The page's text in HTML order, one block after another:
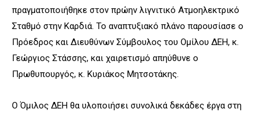
πραγματοποιήθηκε στον πρώην λιγνιτικό Ατμοηλεκτρικό
Σταθμό στην Καρδιά. Το αναπτυξιακό πλάνο παρουσίασε ο
Πρόεδρος και Διευθύνων Σύμβουλος του Ομίλου ΔΕΗ, κ.
Γεώργιος Στάσσης, και χαιρετισμό απηύθυνε ο
Πρωθυπουργός, κ. Κυριάκος Μητσοτάκης.
Ο Όμιλος ΔΕΗ θα υλοποιήσει συνολικά δεκάδες έργα στη